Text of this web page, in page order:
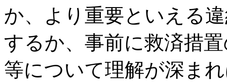
か、より重要といえる
するか、事前に救済措
等について理解が深ま